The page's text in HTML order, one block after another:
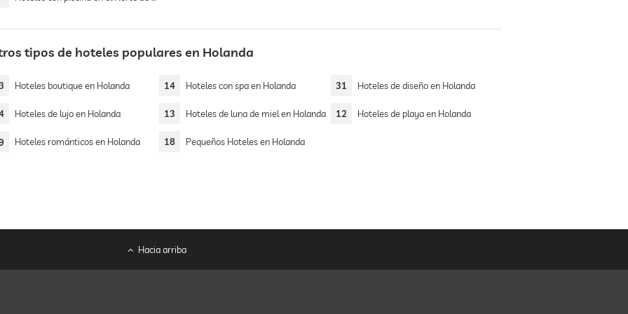
tipos de hoteles populares en Holanda
Hoteles boutique en Holanda 14 Hoteles con spa en Holanda 31 Hoteles de diseño en Holanda
Hoteles de lujo en Holanda 13 Hoteles de luna de miel en Holanda 12 Hoteles de playa en Holanda
Hoteles románticos en Holanda 18 Pequeños Hoteles en Holanda
Hacia arriba